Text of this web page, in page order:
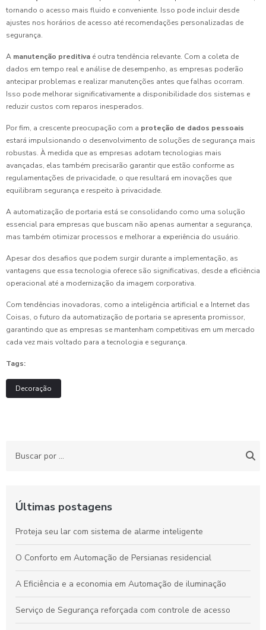
tornando o acesso mais fluido e conveniente. Isso pode incluir desde
ajustes nos horários de acesso até recomendações personalizadas de
segurança.
A manutenção preditiva é outra tendência relevante. Com a coleta de
dados em tempo real e análise de desempenho, as empresas poderão
antecipar problemas e realizar manutenções antes que falhas ocorram.
Isso pode melhorar significativamente a disponibilidade dos sistemas e
reduzir custos com reparos inesperados.
Por fim, a crescente preocupação com a proteção de dados pessoais
estará impulsionando o desenvolvimento de soluções de segurança mais
robustas. À medida que as empresas adotam tecnologias mais
avançadas, elas também precisarão garantir que estão conforme as
regulamentações de privacidade, o que resultará em inovações que
equilibram segurança e respeito à privacidade.
A automatização de portaria está se consolidando como uma solução
essencial para empresas que buscam não apenas aumentar a segurança,
mas também otimizar processos e melhorar a experiência do usuário.
Apesar dos desafios que podem surgir durante a implementação, as
vantagens que essa tecnologia oferece são significativas, desde a eficiência
operacional até a modernização da imagem corporativa.
Com tendências inovadoras, como a inteligência artificial e a Internet das
Coisas, o futuro da automatização de portaria se apresenta promissor,
garantindo que as empresas se mantenham competitivas em um mercado
cada vez mais voltado para a tecnologia e segurança.
Tags:
Decoração
Últimas postagens
Proteja seu lar com sistema de alarme inteligente
O Conforto em Automação de Persianas residencial
A Eficiência e a economia em Automação de iluminação
Serviço de Segurança reforçada com controle de acesso